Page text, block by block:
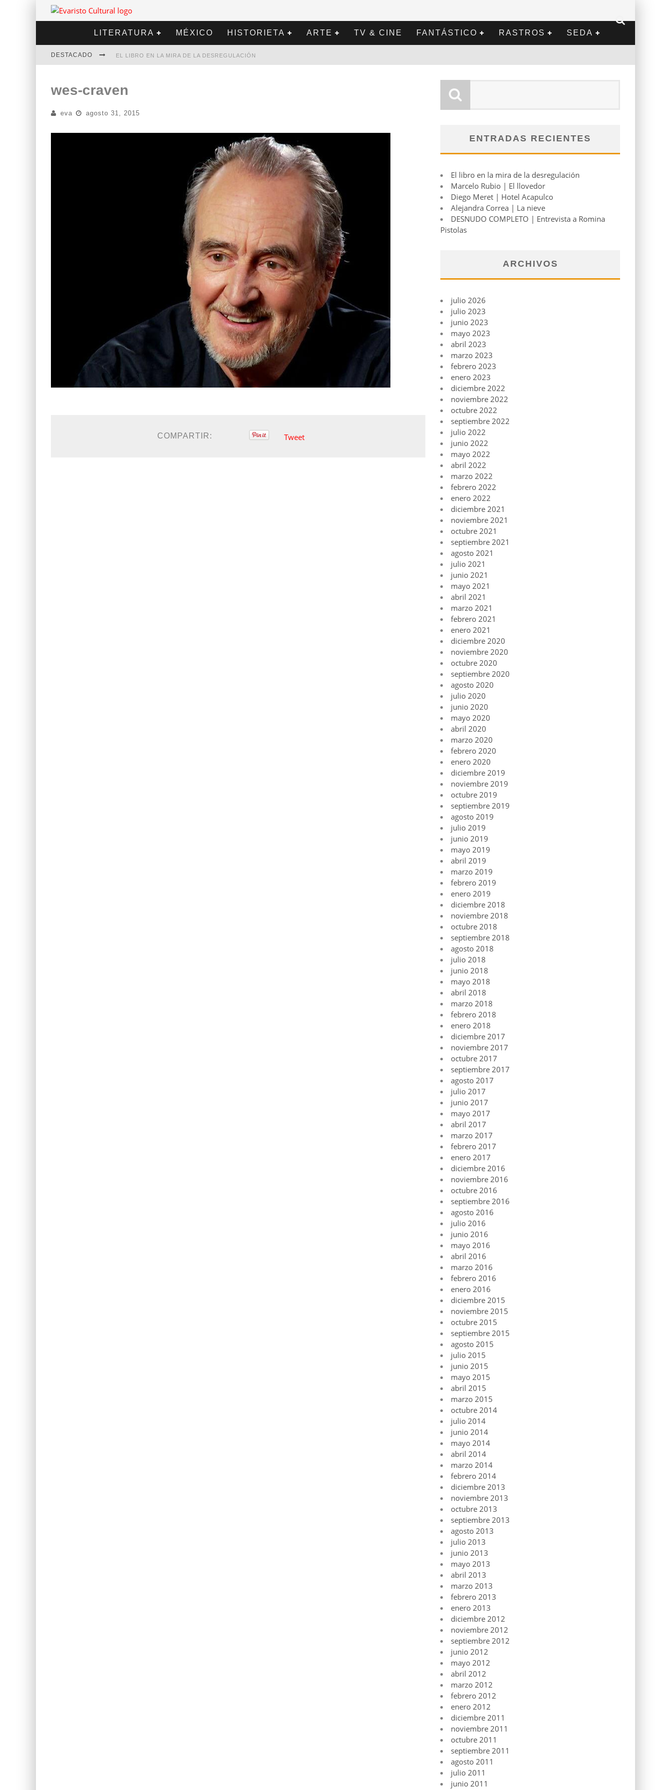
LITERATURA MÉXICO HISTORIETA ARTE TV & CINE FANTÁSTICO RASTROS SEDA
DESTACADO EL LIBRO EN LA MIRA DE LA DESREGULACIÓN
DIEGO MERET | HOTEL ACAPULCO
ALEJANDRA CORREA | LA NIEVE
wes-craven
eva agosto 31, 2015
COMPARTIR: Tweet
ENTRADAS RECIENTES
El libro en la mira de la desregulación
Marcelo Rubio | El llovedor
Diego Meret | Hotel Acapulco
Alejandra Correa | La nieve
DESNUDO COMPLETO | Entrevista a Romina
Pistolas
ARCHIVOS
julio 2026
julio 2023
junio 2023
mayo 2023
abril 2023
marzo 2023
febrero 2023
enero 2023
diciembre 2022
noviembre 2022
octubre 2022
septiembre 2022
julio 2022
junio 2022
mayo 2022
abril 2022
marzo 2022
febrero 2022
enero 2022
diciembre 2021
noviembre 2021
octubre 2021
septiembre 2021
agosto 2021
julio 2021
junio 2021
mayo 2021
abril 2021
marzo 2021
febrero 2021
enero 2021
diciembre 2020
noviembre 2020
octubre 2020
septiembre 2020
agosto 2020
julio 2020
junio 2020
mayo 2020
abril 2020
marzo 2020
febrero 2020
enero 2020
diciembre 2019
noviembre 2019
octubre 2019
septiembre 2019
agosto 2019
julio 2019
junio 2019
mayo 2019
abril 2019
marzo 2019
febrero 2019
enero 2019
diciembre 2018
noviembre 2018
octubre 2018
septiembre 2018
agosto 2018
julio 2018
junio 2018
mayo 2018
abril 2018
marzo 2018
febrero 2018
enero 2018
diciembre 2017
noviembre 2017
octubre 2017
septiembre 2017
agosto 2017
julio 2017
junio 2017
mayo 2017
abril 2017
marzo 2017
febrero 2017
enero 2017
diciembre 2016
noviembre 2016
octubre 2016
septiembre 2016
agosto 2016
julio 2016
junio 2016
mayo 2016
abril 2016
marzo 2016
febrero 2016
enero 2016
diciembre 2015
noviembre 2015
octubre 2015
septiembre 2015
agosto 2015
julio 2015
junio 2015
mayo 2015
abril 2015
marzo 2015
octubre 2014
julio 2014
junio 2014
mayo 2014
abril 2014
marzo 2014
febrero 2014
diciembre 2013
noviembre 2013
octubre 2013
septiembre 2013
agosto 2013
julio 2013
junio 2013
mayo 2013
abril 2013
marzo 2013
febrero 2013
enero 2013
diciembre 2012
noviembre 2012
septiembre 2012
junio 2012
mayo 2012
abril 2012
marzo 2012
febrero 2012
enero 2012
diciembre 2011
noviembre 2011
octubre 2011
septiembre 2011
agosto 2011
julio 2011
junio 2011